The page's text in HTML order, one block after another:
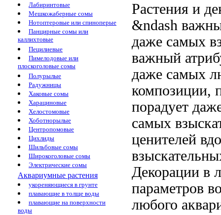
Лабиринтовые
Мешкожаберные сомы
Нотоптеровые или спиноперые
Панцирные сомы или
каллихтовые
Пецилиевые
Пимелодовые или
плоскоголовые сомы
Полурылые
Радужницы
Хаковые сомы
Харациновые
Хелостомовые
Хоботнорылые
Центропомовые
Цихлиды
Шильбовые сомы
Широкоголовые сомы
Электрические сомы
Аквариумные растения
укореняющиеся в грунте
плавающие в толще воды
плавающие на поверхности
воды
Растения и
&ndash
даже самых
важный
даже самых
композиции,
порадует
самых
ценителей
Декорации в
параметров
любого